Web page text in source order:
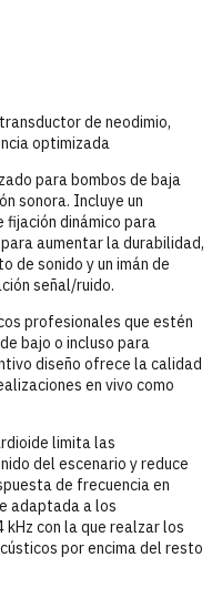
de neodimio,
optimizada
para bombos de baja
sonora. Incluye un
dinámico para
aumentar la durabilidad,
de sonido y un imán de
señal/ruido.
profesionales que estén
bajo o incluso para
diseño ofrece la calidad
en vivo como
limita las
del escenario y reduce
de frecuencia en
adaptada a los
con la que realzar los
por encima del resto